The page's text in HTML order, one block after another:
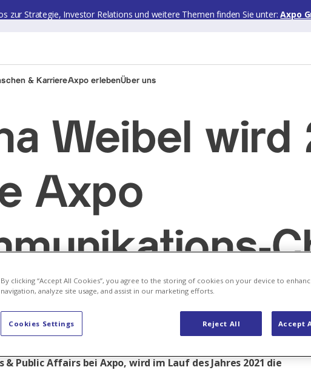
zur Strategie, Investor Relations und weitere Themen finden Sie unter: Axpo
& KarriereAxpo erlebenÜber uns
Weibel wird
Axpo
(33), bisher Stellvertreterin des Leiters Corporate
& Public Affairs bei Axpo, wird im Lauf des Jahres 2021 die
By clicking “Accept All Cookies”, you agree to the storing of cookies on your device to
navigation, analyze site usage, and assist in our marketing efforts.
Reject All Accept
Cookies Settings